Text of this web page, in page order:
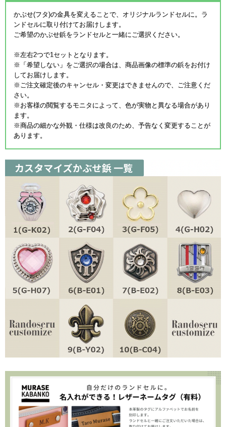
かぶせ(フタ)の金具を変えることで、オリジナルランドセルに。ラ
ンドセルに取り付けてお届けします。
ご希望のかぶせ鋲をランドセルと一緒にご選択ください。
※左右2つで1セットとなります。
※「希望しない」をご選択の場合は、商品画像の標準の鋲をお付け
してお届けします。
※ご注文確定後のキャンセル・変更はできませんので、ご注意くだ
さい。
※お客様の閲覧するモニタによって、色が実物と異なる場合があり
ます。
※商品の細かな外観・仕様は改良のため、予告なく変更することが
あります。